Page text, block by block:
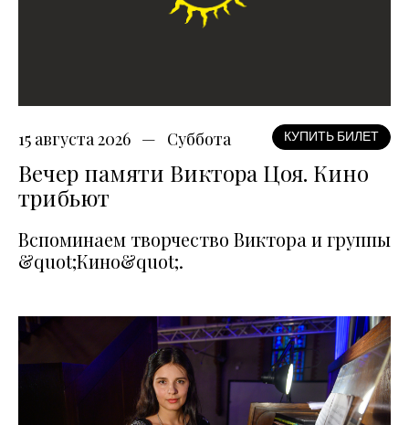
15 августа 2026 Суббота КУПИТЬ БИЛЕТ
Вечер памяти Виктора Цоя. Кино
трибьют
Вспоминаем творчество Виктора и группы
&quot;Кино&quot;.